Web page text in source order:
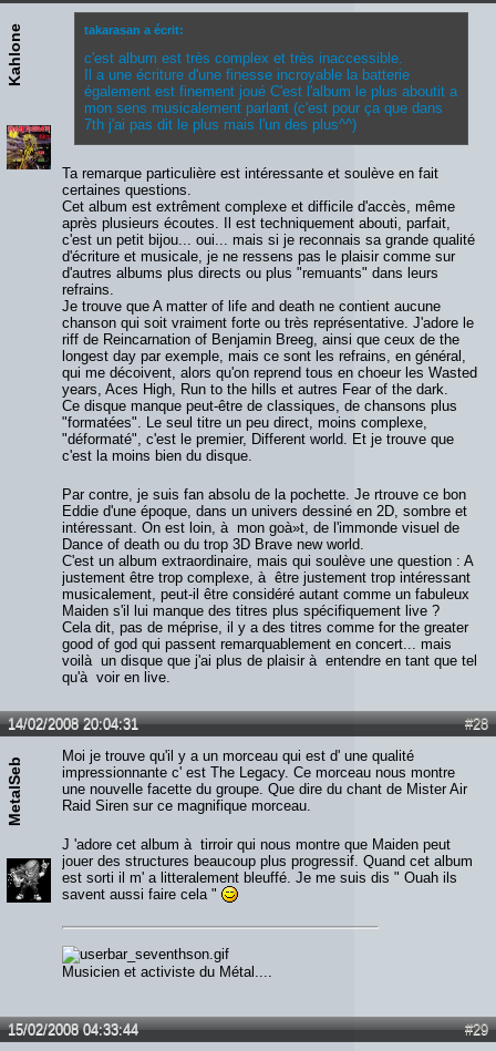
Kahlone takarasan a écrit:
c'est album est très complex et très inaccessible.
Il a une écriture d'une finesse incroyable la batterie
également est finement joué C'est l'album le plus aboutit a
mon sens musicalement parlant (c'est pour ça que dans
7th j'ai pas dit le plus mais l'un des plus^^)
Ta remarque particulière est intéressante et soulève en fait
certaines questions.
Cet album est extrêment complexe et difficile d'accès, même
après plusieurs écoutes. Il est techniquement abouti, parfait,
c'est un petit bijou... oui... mais si je reconnais sa grande qualité
d'écriture et musicale, je ne ressens pas le plaisir comme sur
d'autres albums plus directs ou plus "remuants" dans leurs
refrains.
Je trouve que A matter of life and death ne contient aucune
chanson qui soit vraiment forte ou très représentative. J'adore le
riff de Reincarnation of Benjamin Breeg, ainsi que ceux de the
longest day par exemple, mais ce sont les refrains, en général,
qui me décoivent, alors qu'on reprend tous en choeur les Wasted
years, Aces High, Run to the hills et autres Fear of the dark.
Ce disque manque peut-être de classiques, de chansons plus
"formatées". Le seul titre un peu direct, moins complexe,
"déformaté", c'est le premier, Different world. Et je trouve que
c'est la moins bien du disque.
Par contre, je suis fan absolu de la pochette. Je rtrouve ce bon
Eddie d'une époque, dans un univers dessiné en 2D, sombre et
intéressant. On est loin, à mon goà»t, de l'immonde visuel de
Dance of death ou du trop 3D Brave new world.
C'est un album extraordinaire, mais qui soulève une question : A
justement être trop complexe, à être justement trop intéressant
musicalement, peut-il être considéré autant comme un fabuleux
Maiden s'il lui manque des titres plus spécifiquement live ?
Cela dit, pas de méprise, il y a des titres comme for the greater
good of god qui passent remarquablement en concert... mais
voilà un disque que j'ai plus de plaisir à entendre en tant que tel
qu'à voir en live.
#28
14/02/2008 20:04:31
MetalSeb
Moi je trouve qu'il y a un morceau qui est d' une qualité
impressionnante c' est The Legacy. Ce morceau nous montre
une nouvelle facette du groupe. Que dire du chant de Mister Air
Raid Siren sur ce magnifique morceau.
J 'adore cet album à tirroir qui nous montre que Maiden peut
jouer des structures beaucoup plus progressif. Quand cet album
est sorti il m' a litteralement bleuffé. Je me suis dis " Ouah ils
savent aussi faire cela "
Musicien et activiste du Métal....
#29
15/02/2008 04:33:44